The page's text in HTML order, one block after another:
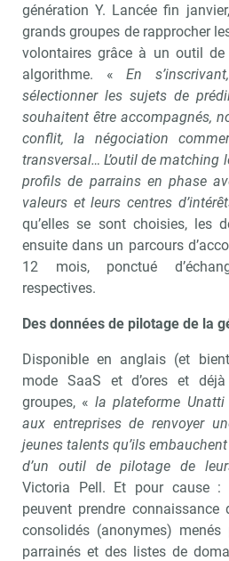
génération Y. Lancée fin
grands groupes de rapprocher
volontaires grâce à un outil
algorithme. « En
sélectionner les sujets de
souhaitent être accompagnés,
conflit, la négociation
transversal… L’outil de matching
profils de parrains en phase
valeurs et leurs centres
qu’elles se sont choisies, les
ensuite dans un parcours
12 mois, ponctué
respectives.
Des données de pilotage de la
Disponible en anglais (et
mode SaaS et d’ores et
groupes, «la plateforme
aux entreprises de renvoyer
jeunes talents qu’ils
d’un outil de pilotage de
Victoria Pell. Et pour cause :
peuvent prendre connaissance
consolidés (anonymes)
parrainés et des listes de